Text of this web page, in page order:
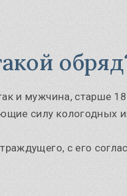
и мужчина, старше
силу кологодных
с его